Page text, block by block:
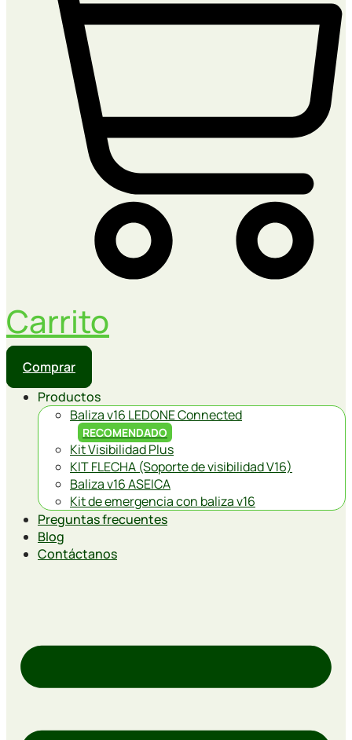
Carrito
Comprar
Productos
Baliza v16 LEDONE Connected
RECOMENDADO
Kit Visibilidad Plus
KIT FLECHA (Soporte de visibilidad V16)
Baliza v16 ASEICA
Kit de emergencia con baliza v16
Preguntas frecuentes
Blog
Contáctanos